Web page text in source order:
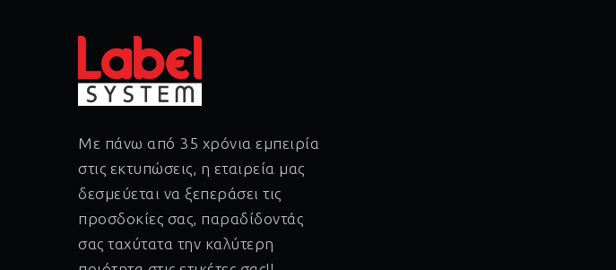
Με πάνω από 35 χρόνια εμπειρία
στις εκτυπώσεις, η εταιρεία μας
δεσμεύεται να ξεπεράσει τις
προσδοκίες σας, παραδίδοντάς
σας ταχύτατα την καλύτερη